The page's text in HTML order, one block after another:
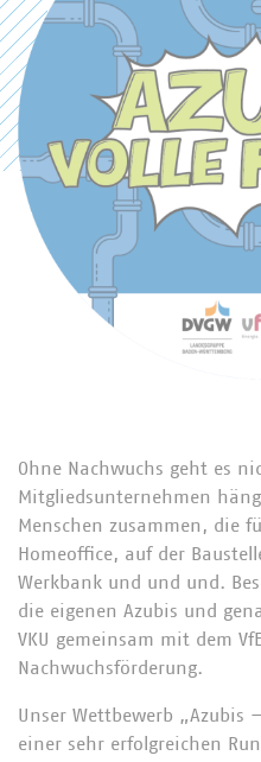
Ohne Nachwuchs geht es
Mitgliedsunternehmen
Menschen zusammen, die
Homeoffice, auf der
Werkbank und und und.
die eigenen Azubis und
VKU gemeinsam mit dem
Nachwuchsförderung.
Unser Wettbewerb „Azubis
einer sehr erfolgreichen